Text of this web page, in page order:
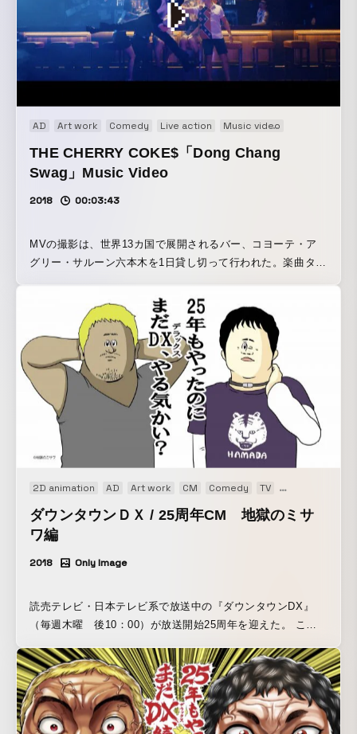
められた思いと、歌詞の熱いメッセージをストレートに伝え
るシナリオと演出。そこに趣向を凝らした撮影手法が絶妙な
バランスで散りばめられている。さらに、最後には"まさ
か..."と思うようなオチが用意されているとのことなので、ぜ
ひ一度ミュージック・ビデオを観て確認してもらいたい！
COKE$の熱いメッセージが詰まった「桜舟 ～Sail Of Life
～」は再度初心を思い出し、もう一度自分を奮い立たせて前
AD Art work Comedy Live action Music video
THE CHERRY COKE$「Dong Chang
Swag」Music Video
2018 00:03:43
MVの撮影は、世界13カ国で展開されるバー、コヨーテ・ア
グリー・サルーン六本木を1日貸し切って行われた。楽曲タイ
たサラリーマンが一念発起して新たな自分に生まれ変わる奮
闘模様が収められている。また、ライブシーンは出演した全
キャストに加わえ、メンバーの友人＆知人、当日現場にいた
関係スタッフ、公募で集まったファンも参加。KAT$UOは
「THE CHERRY COKE$史上、最高の作品と言えるくらい満
足したMVに仕上がりました！」とコメントしている。
2D animation AD Art work CM Comedy TV Web CM
ダウンタウンＤＸ / 25周年CM 地獄のミサ
ワ編
2018 Only Image
読売テレビ・日本テレビ系で放送中の『ダウンタウンDX』
（毎週木曜 後10：00）が放送開始25周年を迎えた。 これ
ミサワ氏、2人の人気漫画家とコラボしたビジュアルが公開さ
れた。 『刃牙バージョン』では、板垣氏の代表作『グラップ
ラー刃牙』に登場するキャラクターと見間違えるほどのダウ
ンタウンの姿を同氏監修のもと表現。一方、『地獄のミサワ